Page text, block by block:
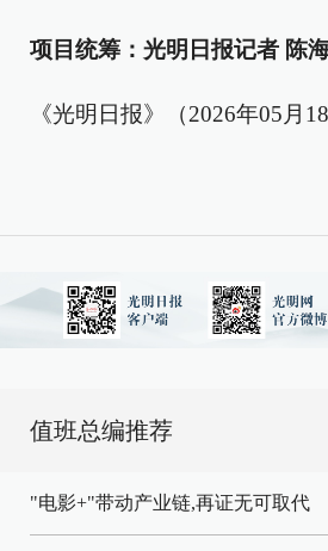
项目统筹：光明日报记者 陈
《光明日报》（2026年05月
值班总编推荐
"电影+"带动产业链,再证无可取代